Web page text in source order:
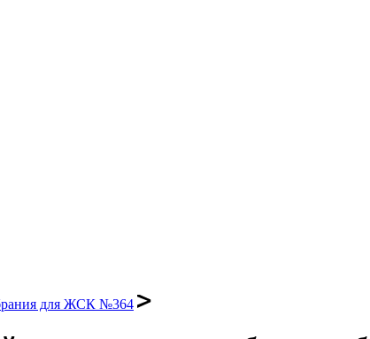
для ЖСК №364